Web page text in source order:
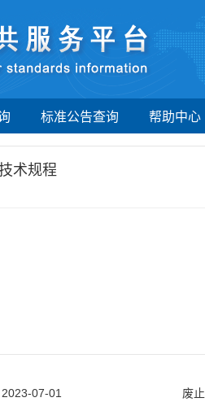
标准公告查询 帮助中心
术规程
07-01 废止